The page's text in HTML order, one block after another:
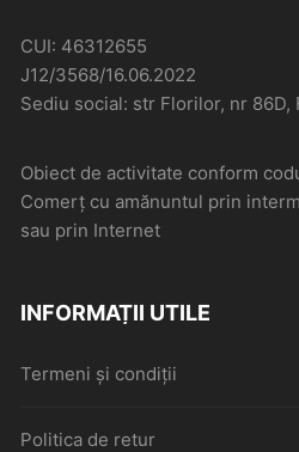
CUI: 46312655
J12/3568/16.06.2022
Sediu social: str Florilor, nr 86D,
Obiect de activitate conform
Comerţ cu amănuntul prin
sau prin Internet
INFORMAȚII UTILE
Termeni și condiții
Politica de retur